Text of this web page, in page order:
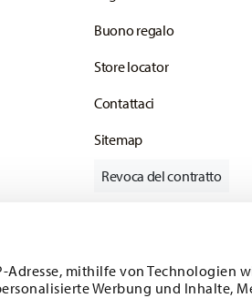
mithilfe von Technologien
Werbung und Inhalte,
Buono regalo
Store locator
Contattaci
Sitemap
Revoca del contratto